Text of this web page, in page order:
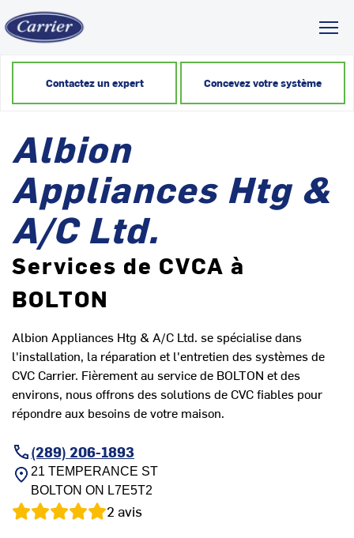
Contactez un expert Concevez votre système
Albion
Appliances Htg &
A/C Ltd.
Services de CVCA à
BOLTON
Albion Appliances Htg & A/C Ltd. se spécialise dans
l'installation, la réparation et l'entretien des systèmes de
CVC Carrier. Fièrement au service de BOLTON et des
environs, nous offrons des solutions de CVC fiables pour
répondre aux besoins de votre maison.
(289) 206-1893
21 TEMPERANCE ST
BOLTON ON L7E5T2
2 avis